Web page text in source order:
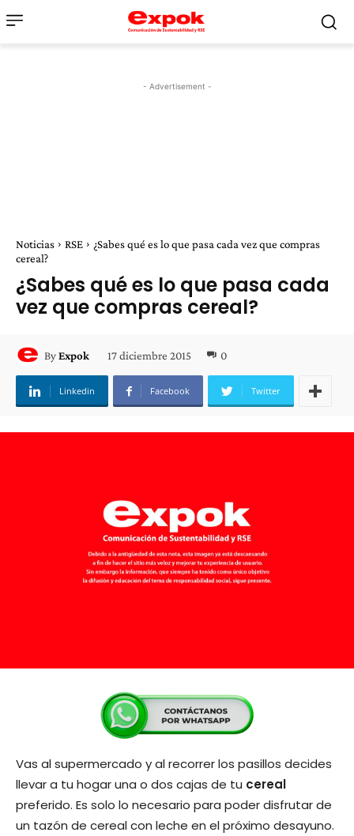
- Advertisement -
Noticias RSE
¿Sabes qué es lo que pasa cada vez que compras
cereal?
¿Sabes qué es lo que pasa cada
vez que compras cereal?
ByExpok 17 diciembre 2015 0
Linkedin Facebook Twitter
Vas al supermercado y al recorrer los pasillos decides
llevar a tu hogar una o dos cajas de tu cereal
preferido. Es solo lo necesario para poder disfrutar de
un tazón de cereal con leche en el próximo desayuno.